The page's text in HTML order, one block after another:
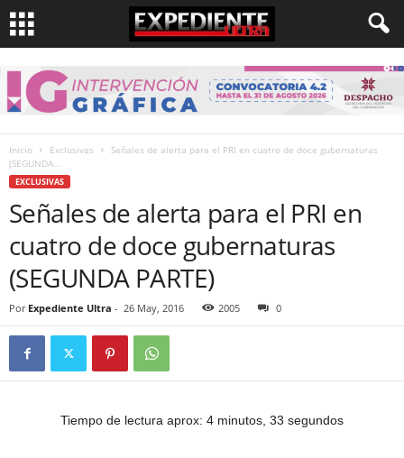
Inicio Exclusivas
Señales de alerta para el PRI en cuatro de doce gubernaturas
(SEGUNDA...
EXCLUSIVAS
Señales de alerta para el PRI en
cuatro de doce gubernaturas
(SEGUNDA PARTE)
Por Expediente Ultra - 26 May, 2016 2005 0
Tiempo de lectura aprox: 4 minutos, 33 segundos